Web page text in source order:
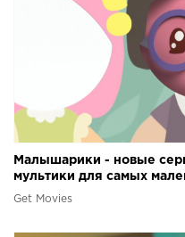
Малышарики - новые
мультики для самых
Get Movies